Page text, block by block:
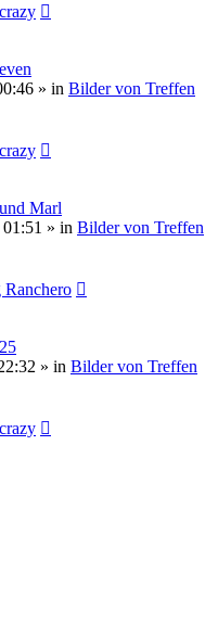
» in Bilder von Treffen
Marl
» in Bilder von Treffen
Ranchero
» in Bilder von Treffen